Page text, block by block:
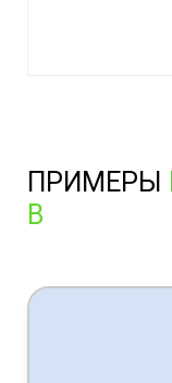
ПРИМЕРЫ
В